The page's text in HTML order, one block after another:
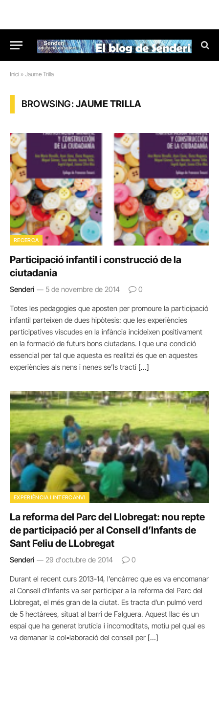
Inici » Jaume Trilla
BROWSING:JAUME TRILLA
RECERCA
Participació infantil i construcció de la
ciutadania
Senderi 5 de novembre de 2014 0
Totes les pedagogies que aposten per promoure la participació
infantil parteixen de dues hipòtesis: que les experiències
participatives viscudes en la infància incideixen positivament
en la formació de futurs bons ciutadans. I que una condició
essencial per tal que aquesta es realitzi és que en aquestes
experiències als nens i nenes se’ls tracti […]
EXPERIÈNCIA I INTERCANVI
La reforma del Parc del Llobregat: nou repte
de participació per al Consell d’Infants de
Sant Feliu de LLobregat
Senderi 29 d'octubre de 2014 0
Durant el recent curs 2013-14, l’encàrrec que es va encomanar
al Consell d’Infants va ser participar a la reforma del Parc del
Llobregat, el més gran de la ciutat. Es tracta d’un pulmó verd
de 5 hectàrees, situat al barri de Falguera. Aquest llac és un
espai que ha generat brutícia i incomoditats, motiu pel qual es
va demanar la col•laboració del consell per […]